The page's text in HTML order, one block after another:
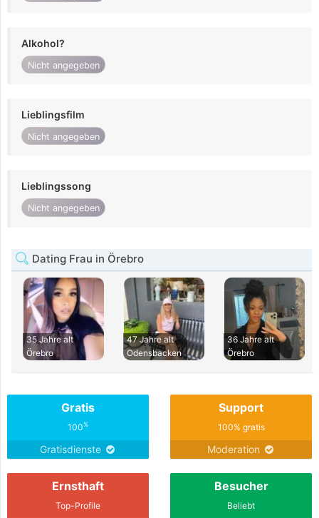
Alkohol?
Nicht angegeben
Lieblingsfilm
Nicht angegeben
Lieblingssong
Nicht angegeben
Dating Frau in Örebro
35 Jahre alt
Örebro
47 Jahre alt
Odensbacken
36 Jahre alt
Örebro
Gratis
100%
Gratisdienste
Support
100% gratis
Moderation
Ernsthaft
Top-Profile
Besucher
Beliebt